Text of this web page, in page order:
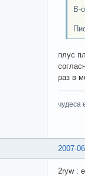
В-
плус
раз в
чудеса
2007-
2ryw :